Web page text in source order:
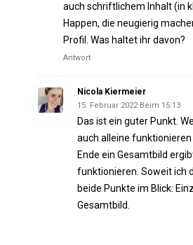
auch schriftlichem Inhalt (in
Happen, die neugierig
Profil. Was haltet ihr davon?
Antwort
Nicola Kiermeier
15. Februar 2022 Beim 15:13
Das ist ein guter Punkt.
auch alleine funktionieren
Ende ein Gesamtbild
funktionieren. Soweit ich
beide Punkte im Blick:
Gesamtbild.